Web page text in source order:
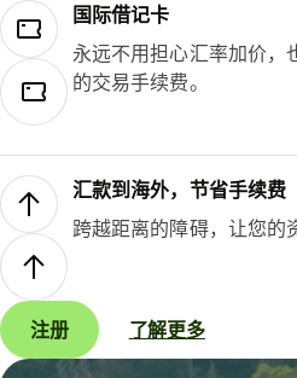
国际借记卡
永远不用担心汇率加价，
的交易手续费。
汇款到海外，节省手续费
跨越距离的障碍，让您的
注册 了解更多